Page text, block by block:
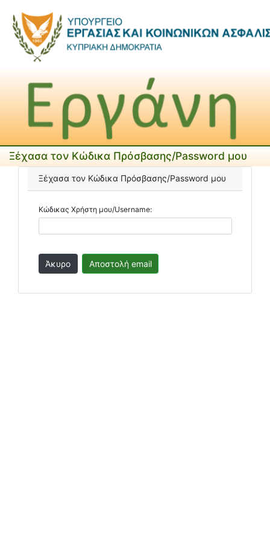
Ξέχασα τον Κώδικα Πρόσβασης/Password μου
Ξέχασα τον Κώδικα Πρόσβασης/Password μου
Κώδικας Χρήστη μου/Username: